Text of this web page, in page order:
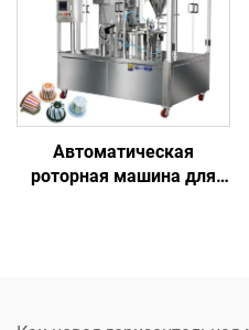
кетчупа, соуса, молока,
пива, товар в пакете с
носиком
Автоматическая
роторная машина для